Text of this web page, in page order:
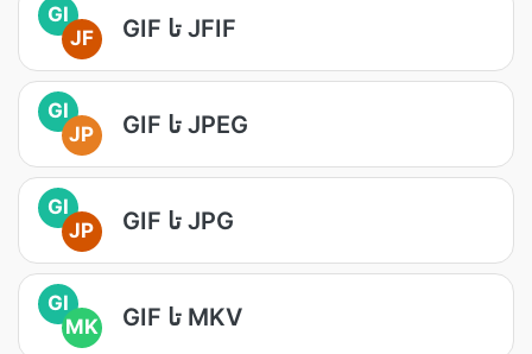
GI
JF
GIF تا JFIF
GI
JP
GIF تا JPEG
GI
JP
GIF تا JPG
GI
MK
GIF تا MKV